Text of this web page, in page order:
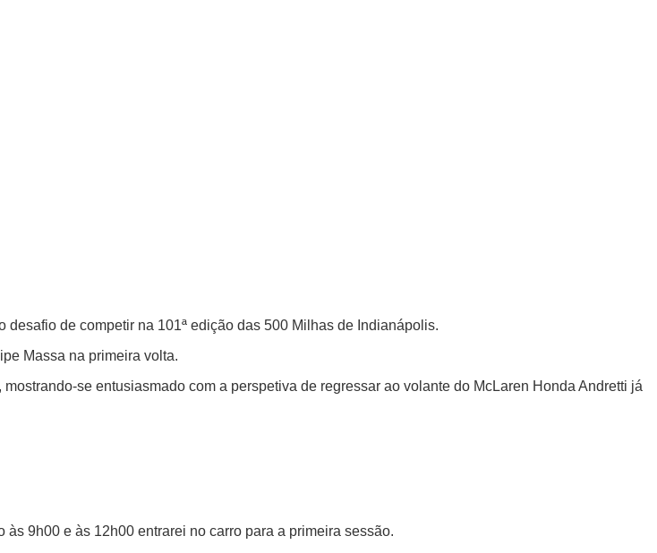
de competir na 101ª edição das 500 Milhas de Indianápolis.
Massa na primeira volta.
se entusiasmado com a perspetiva de regressar ao volante do McLaren Honda Andretti já
às 9h00 e às 12h00 entrarei no carro para a primeira sessão.